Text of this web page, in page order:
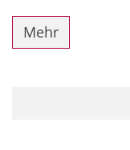
Mehr